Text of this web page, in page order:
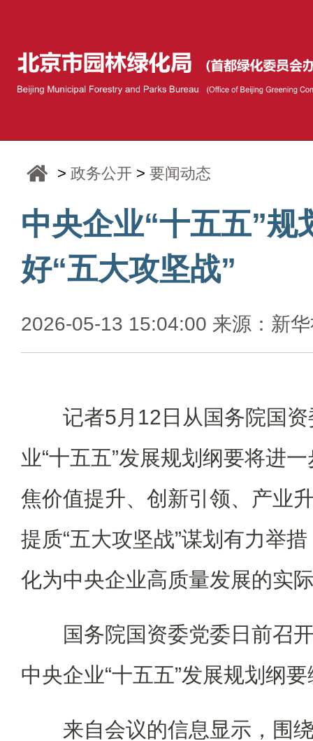
>政务公开 >要闻动态
中央企业“十五五”规
好“五大攻坚战”
2026-05-13 15:04:00 来源：新
记者5月12日从国务院国资
业“十五五”发展规划纲要将进
焦价值提升、创新引领、产业
提质“五大攻坚战”谋划有力举
化为中央企业高质量发展的实
国务院国资委党委日前召开
中央企业“十五五”发展规划纲
来自会议的信息显示，围绕